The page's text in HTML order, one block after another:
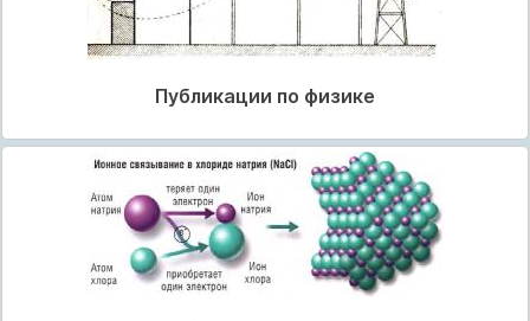
Публикации по физике